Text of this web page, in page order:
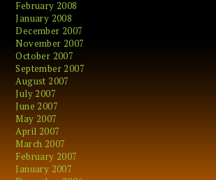
February 2008
January 2008
December 2007
November 2007
October 2007
September 2007
August 2007
July 2007
June 2007
May 2007
April 2007
March 2007
February 2007
January 2007